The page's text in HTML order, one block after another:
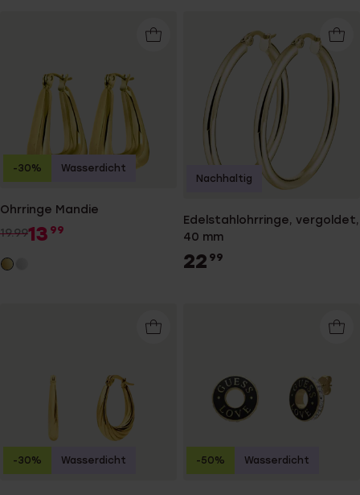
Ohrringe Mandie
19.9913 99
-30% Wasserdicht
Edelstahlohrringe, vergoldet,
40 mm
22 99
Nachhaltig
-30% Wasserdicht -50% Wasserdicht